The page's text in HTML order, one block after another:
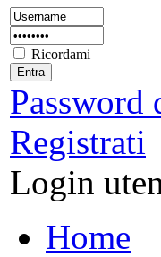
Ricordami
Password
Registrati
Login
Home